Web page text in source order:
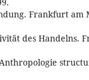
Frankfurt am
des Handelns.
Anthropologie